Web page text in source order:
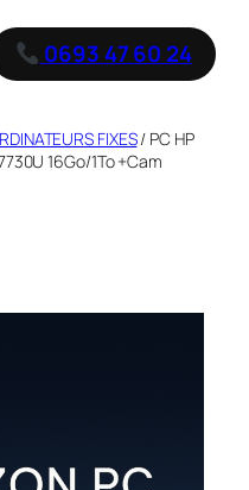
0693 47 60 24
FIXES/ PC HP
16Go/1To +Cam